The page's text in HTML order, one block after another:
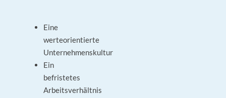
Eine
werteorientierte
Unternehmenskultur
Ein
befristetes
Arbeitsverhältnis